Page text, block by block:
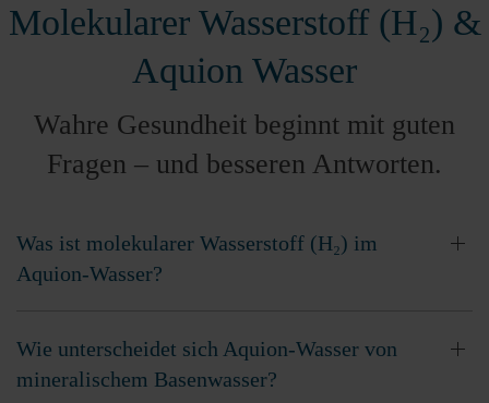
Molekularer Wasserstoff (H₂) &
Aquion Wasser
Wahre Gesundheit beginnt mit guten
Fragen – und besseren Antworten.
Was ist molekularer Wasserstoff (H₂) im
Aquion-Wasser?
Wie unterscheidet sich Aquion-Wasser von
mineralischem Basenwasser?